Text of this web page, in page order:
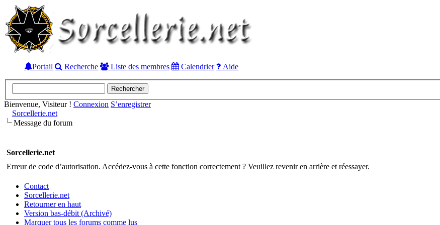
Portail Recherche Liste des membres Calendrier Aide
Bienvenue, Visiteur ! Connexion S’enregistrer
Sorcellerie.net
Message du forum
Sorcellerie.net
Erreur de code d’autorisation. Accédez-vous à cette fonction correctement ? Veuillez revenir en arrière et réessayer.
Contact
Sorcellerie.net
Retourner en haut
Version bas-débit (Archivé)
Marquer tous les forums comme lus